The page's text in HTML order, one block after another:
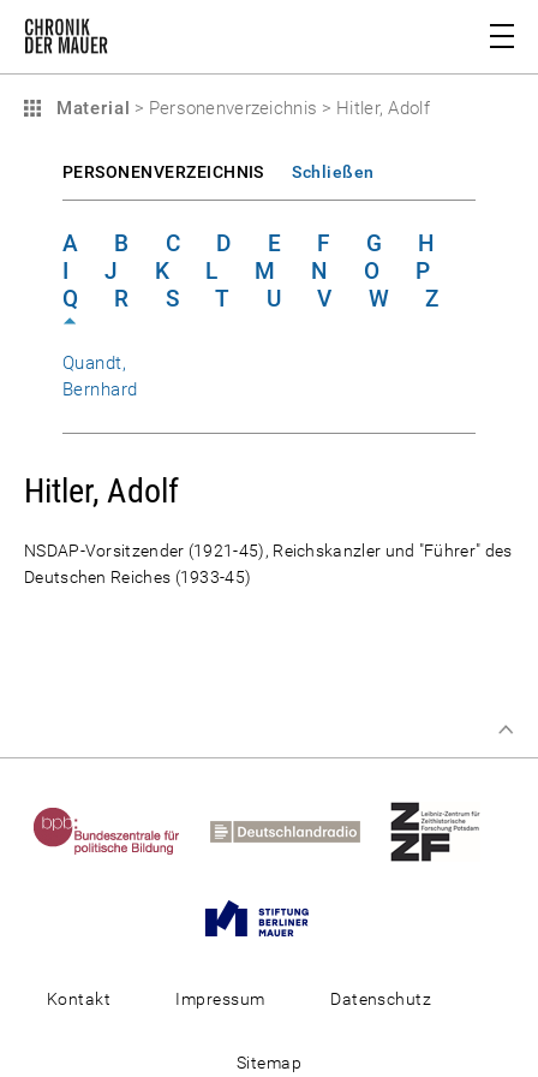
Material > Personenverzeichnis > Hitler, Adolf
PERSONENVERZEICHNIS Schließen
A B C D E F G
H
I
J K L M N O
P
Q
R S T U V W Z
Quandt,
Bernhard
Hitler, Adolf
NSDAP-Vorsitzender (1921-45), Reichskanzler und "Führer" des
Deutschen Reiches (1933-45)
Kontakt Impressum Datenschutz
Sitemap